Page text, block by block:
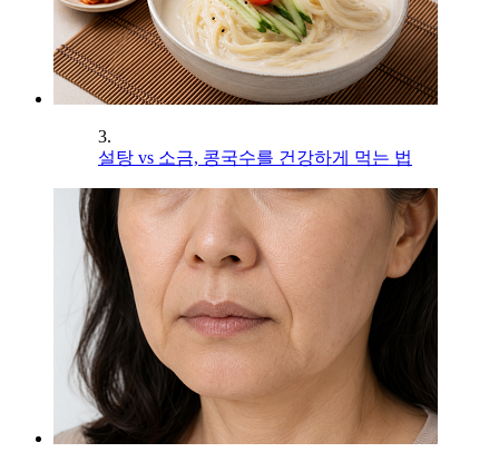
3.
설탕 vs 소금, 콩국수를 건강하게 먹는 법